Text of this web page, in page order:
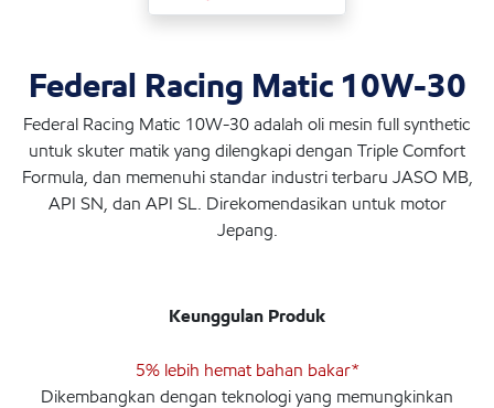
Federal Racing Matic 10W-30
Federal Racing Matic 10W-30 adalah oli mesin full synthetic
untuk skuter matik yang dilengkapi dengan Triple Comfort
Formula, dan memenuhi standar industri terbaru JASO MB,
API SN, dan API SL. Direkomendasikan untuk motor
Jepang.
Keunggulan Produk
5% lebih hemat bahan bakar*
Dikembangkan dengan teknologi yang memungkinkan